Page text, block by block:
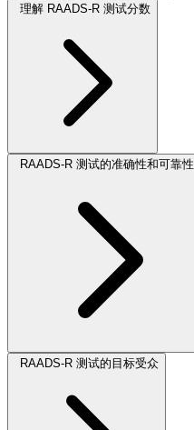
理解 RAADS-R 测试分数
RAADS-R 测试的准确性和可靠性
RAADS-R 测试的目标受众